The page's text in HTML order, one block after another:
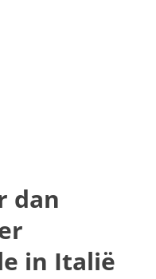
dan
in Italië